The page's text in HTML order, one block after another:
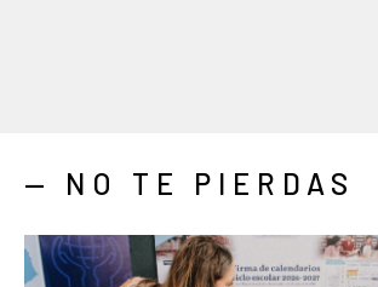
— NO TE PIERDAS